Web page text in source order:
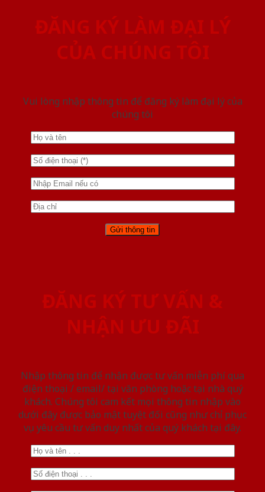
ĐĂNG KÝ LÀM ĐẠI LÝ
CỦA CHÚNG TÔI
Vui lòng nhập thông tin để đăng ký làm đại lý của
chúng tôi
ĐĂNG KÝ TƯ VẤN &
NHẬN ƯU ĐÃI
Nhập thông tin để nhận được tư vấn miễn phí qua
điện thoại / email/ tại văn phòng hoặc tại nhà quý
khách. Chúng tôi cam kết mọi thông tin nhập vào
dưới đây được bảo mật tuyệt đối cũng như chỉ phục
vụ yêu cầu tư vấn duy nhất của quý khách tại đây.